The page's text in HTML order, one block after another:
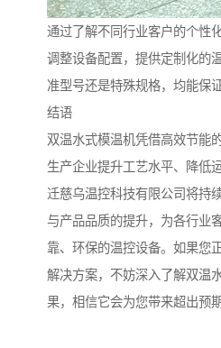
通过了解不同行业客户的个性
调整设备配置，提供定制化的
准型号还是特殊规格，均能保
结语
双温水式模温机凭借高效节能
生产企业提升工艺水平、降低
迁慈乌温控科技有限公司将持
与产品品质的提升，为各行业
靠、环保的温控设备。如果您
解决方案，不妨深入了解双温
果，相信它会为您带来超出预